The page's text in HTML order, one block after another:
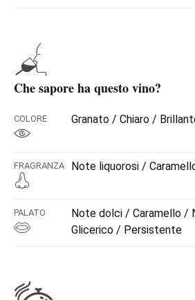
Che sapore ha questo vino?
COLORE Granato / Chiaro /
FRAGRANZA Note liquorosi /
PALATO
Note dolci / Caramello /
Glicerico / Persistente